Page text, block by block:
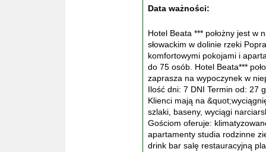
Data ważności:
Hotel Beata *** położny jest w
słowackim w dolinie rzeki
komfortowymi pokojami i
do 75 osób. Hotel Beata***
zaprasza na wypoczynek w
Ilość dni: 7 DNI Termin od: 27
Klienci mają na
szlaki, baseny, wyciągi
Gościom oferuje:
apartamenty studia rodzinne
drink bar salę restauracyjną